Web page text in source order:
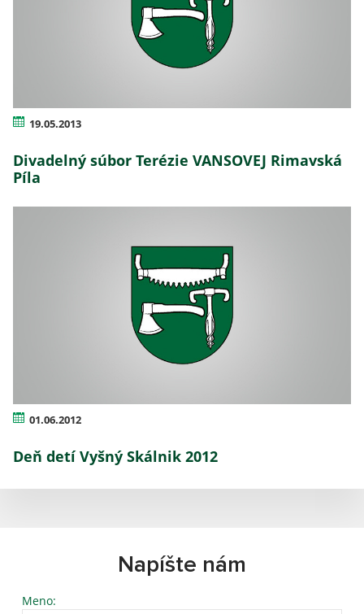
19.05.2013
Divadelný súbor Terézie VANSOVEJ Rimavská
Píla
01.06.2012
Deň detí Vyšný Skálnik 2012
Napíšte nám
Meno: